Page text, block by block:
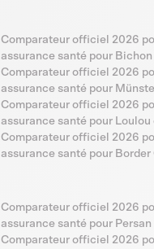
Comparateur officiel 2026
assurance santé pour
Comparateur officiel 2026
assurance santé pour
Comparateur officiel 2026
assurance santé pour Loulou
Comparateur officiel 2026
assurance santé pour Border
Comparateur officiel 2026
assurance santé pour Persan
Comparateur officiel 2026